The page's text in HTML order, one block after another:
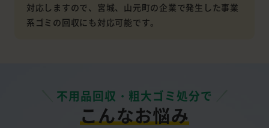
対応しますので、宮城、山元町の企業で発生した事業
系ゴミの回収にも対応可能です。
不用品回収・粗大ゴミ処分で
こんなお悩み